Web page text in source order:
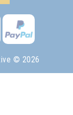
© 2026